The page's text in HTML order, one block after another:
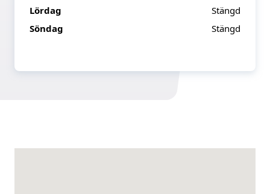
Lördag
Stängd
Söndag
Stängd